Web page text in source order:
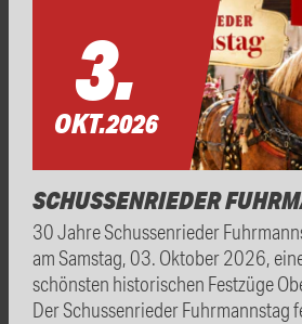
3.
OKT.2026
SCHUSSENRIEDER
30 Jahre Schussenrieder
am Samstag, 03. Oktober 2026,
schönsten historischen Festzüge
Der Schussenrieder Fuhrmannstag